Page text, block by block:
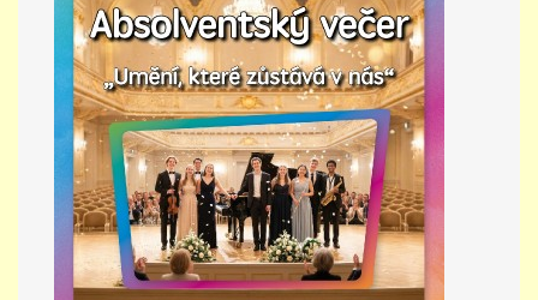
MISS VÝTVARNÝ MODEL
ZAMĚSTNÁNÍ
DOTACE
GDPR